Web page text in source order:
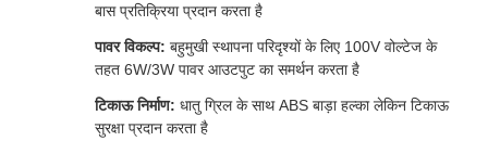
बास प्रतिक्रिया प्रदान करता है
पावर विकल्प: बहुमुखी स्थापना परिदृश्यों के लिए 100V वोल्टेज के
तहत 6W/3W पावर आउटपुट का समर्थन करता है
टिकाऊ निर्माण: धातु ग्रिल के साथ ABS बाड़ा हल्का लेकिन टिकाऊ
सुरक्षा प्रदान करता है